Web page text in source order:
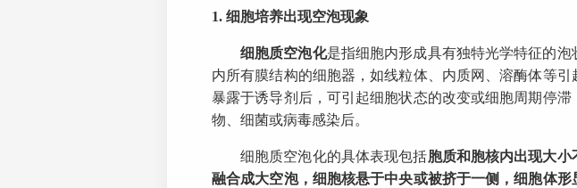
1. 细胞培养出现空泡现象
细胞质空泡化是指细胞内形成具有独特光学特征的
内所有膜结构的细胞器，如线粒体、内质网、溶酶体等
暴露于诱导剂后，可引起细胞状态的改变或细胞周期停
物、细菌或病毒感染后。
细胞质空泡化的具体表现包括胞质和胞核内出现大
融合成大空泡，细胞核悬于中央或被挤于一侧，细胞体